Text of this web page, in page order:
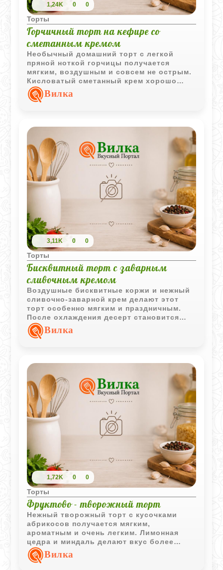
1,24K 0 0
Торты
Горчичный торт на кефире со
сметанным кремом
Необычный домашний торт с легкой
пряной ноткой горчицы получается
мягким, воздушным и совсем не острым.
Кисловатый сметанный крем хорошо
пропитывает корж и делает вкус
особенно нежным.
Вилка
3,11K 0 0
Торты
Бисквитный торт с заварным
сливочным кремом
Воздушные бисквитные коржи и нежный
сливочно-заварной крем делают этот
торт особенно мягким и праздничным.
После охлаждения десерт становится
очень нежным и отлично сочетается с
фруктовым соусом.
Вилка
1,72K 0 0
Торты
Фруктово - творожный торт
Нежный творожный торт с кусочками
абрикосов получается мягким,
ароматным и очень легким. Лимонная
цедра и миндаль делают вкус более
ярким и выразительным.
Вилка